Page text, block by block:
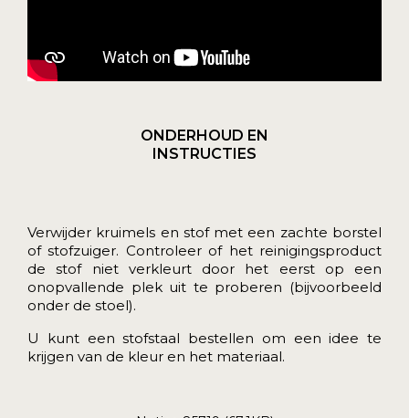
ONDERHOUD EN
INSTRUCTIES
Verwijder kruimels en stof met een zachte borstel
of stofzuiger. Controleer of het reinigingsproduct
de stof niet verkleurt door het eerst op een
onopvallende plek uit te proberen (bijvoorbeeld
onder de stoel).
U kunt eenstofstaal bestellen om een idee te
krijgen van de kleur en het materiaal.